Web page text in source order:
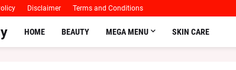
Disclaimer Terms and Conditions
HOME BEAUTY MEGA MENU SKIN CARE